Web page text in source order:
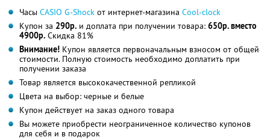
Часы CASIO G-Shock от интернет-магазина Сool-clock
Купон за 290р. и доплата при получении товара: 650р. вместо
4900р. Скидка 81%
Внимание! Купон является первоначальным взносом от общей
стоимости. Полную стоимость необходимо доплатить при
получении заказа
Товар является высококачественной репликой
Цвета на выбор: черные и белые
Купон действует на заказ одного товара
Вы можете приобрести неограниченное количество купонов
для себя и в подарок